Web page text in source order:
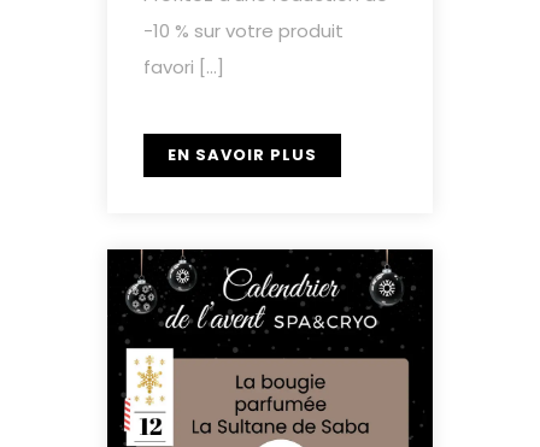
-10 % sur votre produit
favori […]
EN SAVOIR PLUS